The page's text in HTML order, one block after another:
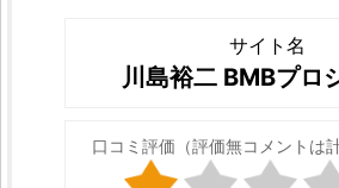
サイト名
川島裕二 BMBプロ
口コミ評価（評価無コメントは